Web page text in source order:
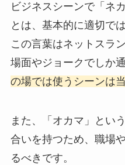
ビジネスシーンで「ネ
とは、基本的に適切で
この言葉はネットスラ
場面やジョークでしか
の場では使うシーンは
また、「オカマ」とい
合いを持つため、職場
るべきです。